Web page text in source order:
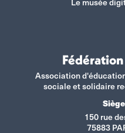
Association
sociale et solidaire
150 rue
75883